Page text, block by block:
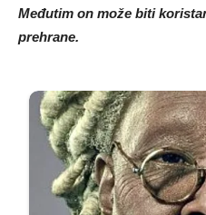
Međutim on može biti
prehrane.